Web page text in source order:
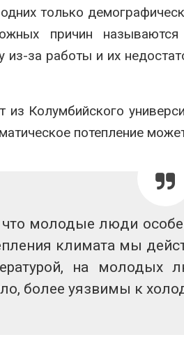
только
причин
за работы и их
из Колумбийского
потепление
молодые люди
климата мы
на
более уязвимы к
провинции
паводков
более 140
Дом
без
Авг 7, 2026